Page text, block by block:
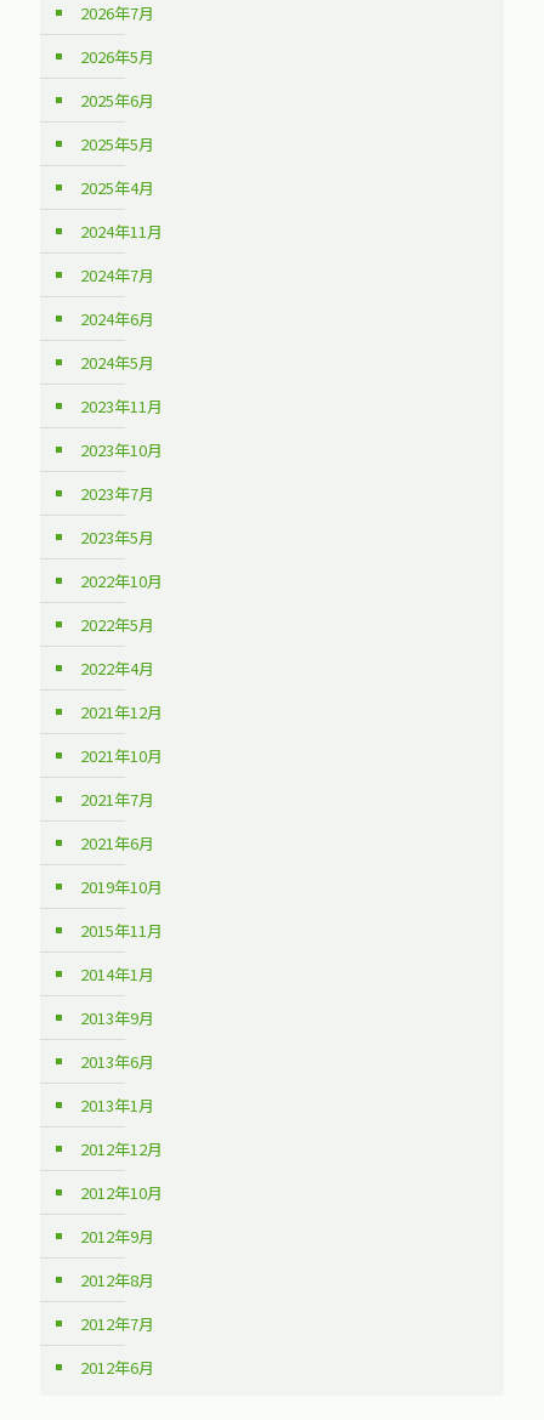
2026年7月
2026年5月
2025年6月
2025年5月
2025年4月
2024年11月
2024年7月
2024年6月
2024年5月
2023年11月
2023年10月
2023年7月
2023年5月
2022年10月
2022年5月
2022年4月
2021年12月
2021年10月
2021年7月
2021年6月
2019年10月
2015年11月
2014年1月
2013年9月
2013年6月
2013年1月
2012年12月
2012年10月
2012年9月
2012年8月
2012年7月
2012年6月